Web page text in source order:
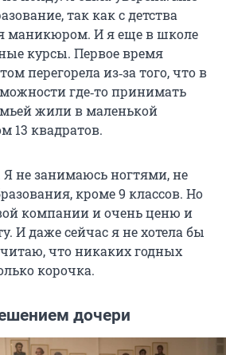
так как с детства
маникюром. И я еще в школе
курсы. Первое время
перегорела из‑за того, что в
где‑то принимать
жили в маленькой
13 квадратов.
Я не занимаюсь ногтями, не
кроме 9 классов. Но
компании и очень ценю и
И даже сейчас я не хотела бы
что никаких годных
корочка.
дочери